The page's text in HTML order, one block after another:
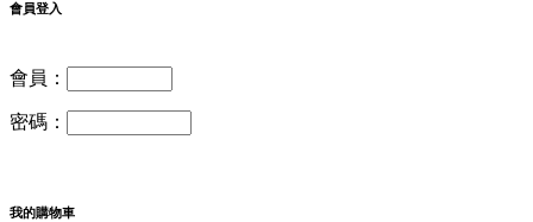
會員登入
會員：
密碼：
我的購物車